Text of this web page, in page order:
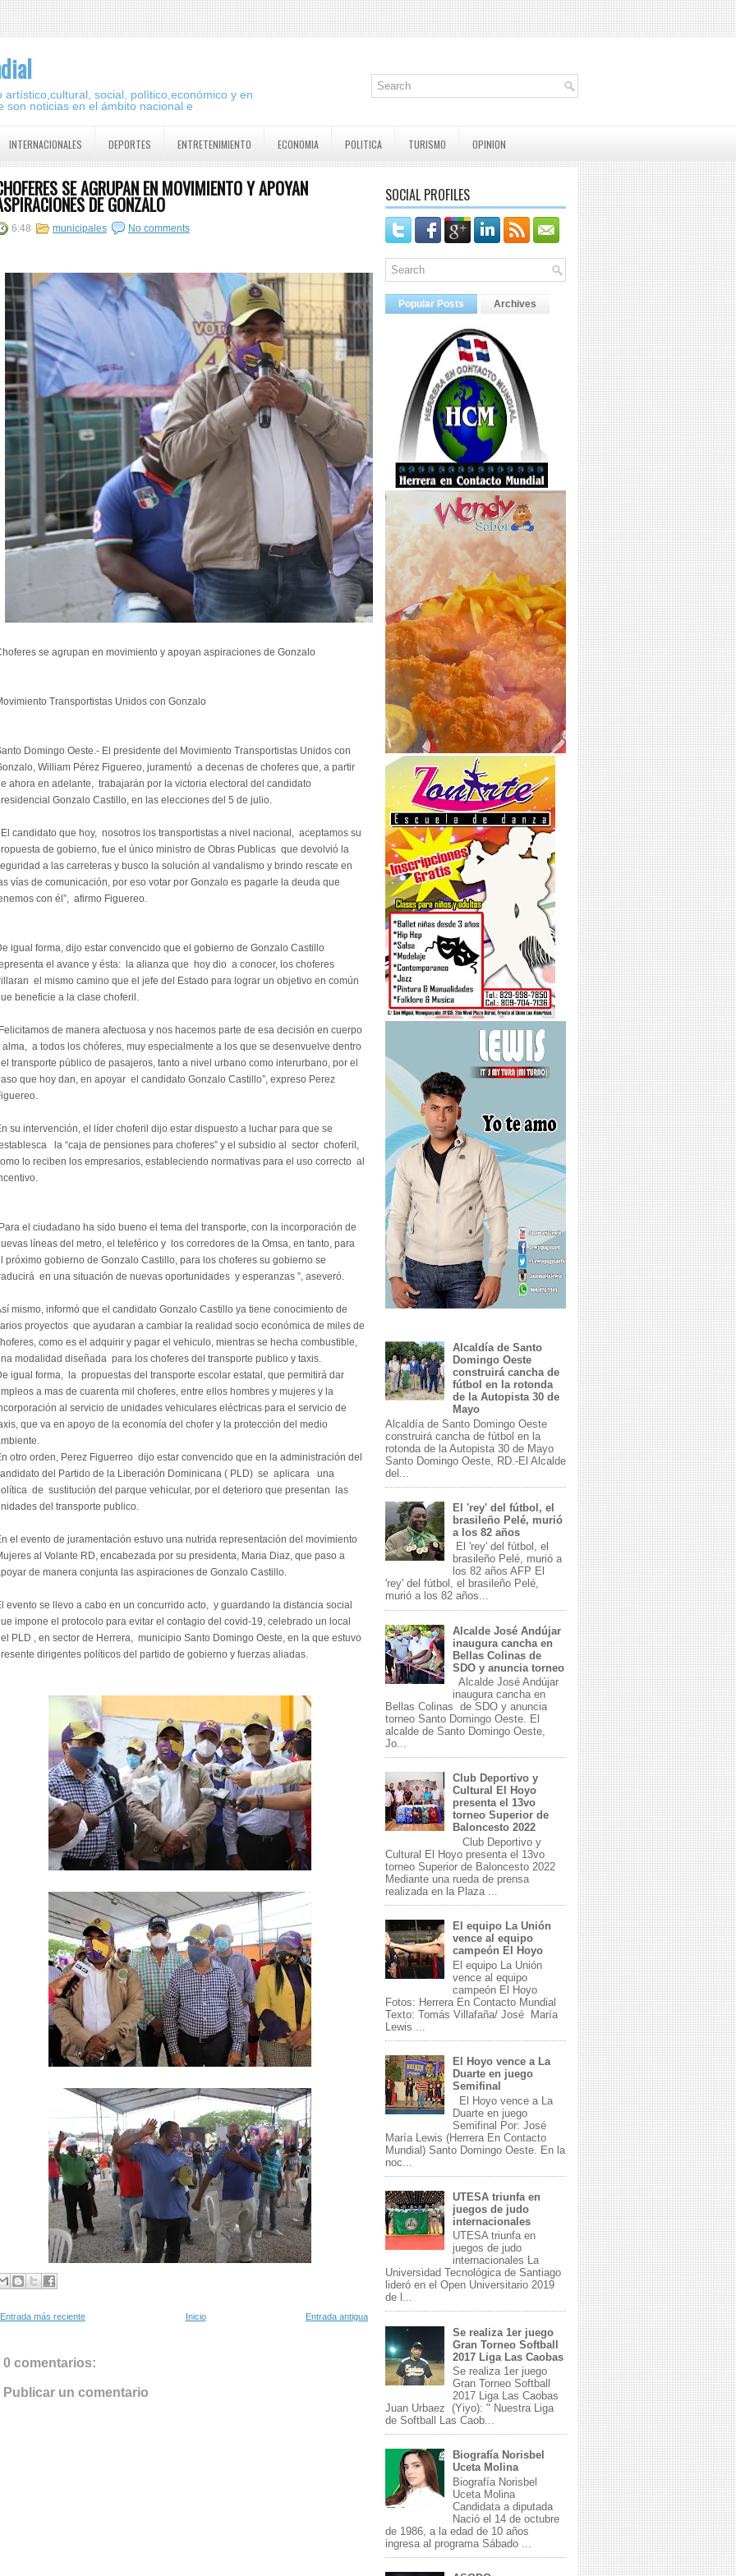
social, político,económico y en
son noticias en el ámbito nacional e
INTERNACIONALES DEPORTES ENTRETENIMIENTO ECONOMIA POLITICA TURISMO OPINION
SE AGRUPAN EN MOVIMIENTO Y APOYAN
DE GONZALO
6:48 municipales No comments
se agrupan en movimiento y apoyan aspiraciones de Gonzalo
Transportistas Unidos con Gonzalo
Domingo Oeste.- El presidente del Movimiento Transportistas Unidos con
William Pérez Figuereo, juramentó a decenas de choferes que, a partir
ahora en adelante, trabajarán por la victoria electoral del candidato
Gonzalo Castillo, en las elecciones del 5 de julio.
El candidato que hoy, nosotros los transportistas a nivel nacional, aceptamos su
de gobierno, fue el único ministro de Obras Publicas que devolvió la
a las carreteras y busco la solución al vandalismo y brindo rescate en
vías de comunicación, por eso votar por Gonzalo es pagarle la deuda que
con él”, afirmo Figuereo.
igual forma, dijo estar convencido que el gobierno de Gonzalo Castillo
el avance y ésta: la alianza que hoy dio a conocer, los choferes
el mismo camino que el jefe del Estado para lograr un objetivo en común
beneficie a la clase choferil.
de manera afectuosa y nos hacemos parte de esa decisión en cuerpo
alma, a todos los chóferes, muy especialmente a los que se desenvuelve dentro
transporte público de pasajeros, tanto a nivel urbano como interurbano, por el
que hoy dan, en apoyar el candidato Gonzalo Castillo”, expreso Perez
su intervención, el líder choferil dijo estar dispuesto a luchar para que se
la “caja de pensiones para choferes” y el subsidio al sector choferil,
lo reciben los empresarios, estableciendo normativas para el uso correcto al
el ciudadano ha sido bueno el tema del transporte, con la incorporación de
líneas del metro, el teleférico y los corredores de la Omsa, en tanto, para
próximo gobierno de Gonzalo Castillo, para los choferes su gobierno se
en una situación de nuevas oportunidades y esperanzas ”, aseveró.
mismo, informó que el candidato Gonzalo Castillo ya tiene conocimiento de
proyectos que ayudaran a cambiar la realidad socio económica de miles de
como es el adquirir y pagar el vehiculo, mientras se hecha combustible,
modalidad diseñada para los choferes del transporte publico y taxis.
igual forma, la propuestas del transporte escolar estatal, que permitirá dar
a mas de cuarenta mil choferes, entre ellos hombres y mujeres y la
al servicio de unidades vehiculares eléctricas para el servicio de
que va en apoyo de la economía del chofer y la protección del medio
otro orden, Perez Figuerreo dijo estar convencido que en la administración del
del Partido de la Liberación Dominicana ( PLD) se aplicara una
de sustitución del parque vehicular, por el deterioro que presentan las
del transporte publico.
el evento de juramentación estuvo una nutrida representación del movimiento
al Volante RD, encabezada por su presidenta, Maria Diaz, que paso a
de manera conjunta las aspiraciones de Gonzalo Castillo.
evento se llevo a cabo en un concurrido acto, y guardando la distancia social
impone el protocolo para evitar el contagio del covid-19, celebrado un local
PLD , en sector de Herrera, municipio Santo Domingo Oeste, en la que estuvo
dirigentes políticos del partido de gobierno y fuerzas aliadas.
Entrada más reciente Entrada antigua
Inicio
0 comentarios:
Publicar un comentario
SOCIAL PROFILES
Popular Posts Archives
Alcaldía de Santo
Domingo Oeste
construirá cancha de
fútbol en la rotonda
de la Autopista 30 de
Mayo
Alcaldía de Santo Domingo Oeste
construirá cancha de fútbol en la
rotonda de la Autopista 30 de Mayo
Santo Domingo Oeste, RD.-El Alcalde
del...
El 'rey' del fútbol, el
brasileño Pelé, murió
a los 82 años
El 'rey' del fútbol, el
brasileño Pelé, murió a
los 82 años AFP El
'rey' del fútbol, el brasileño Pelé,
murió a los 82 años...
Alcalde José Andújar
inaugura cancha en
Bellas Colinas de
SDO y anuncia torneo
Alcalde José Andújar
inaugura cancha en
Bellas Colinas de SDO y anuncia
torneo Santo Domingo Oeste. El
alcalde de Santo Domingo Oeste,
Jo...
Club Deportivo y
Cultural El Hoyo
presenta el 13vo
torneo Superior de
Baloncesto 2022
Club Deportivo y
Cultural El Hoyo presenta el 13vo
torneo Superior de Baloncesto 2022
Mediante una rueda de prensa
realizada en la Plaza ...
El equipo La Unión
vence al equipo
campeón El Hoyo
El equipo La Unión
vence al equipo
campeón El Hoyo
Fotos: Herrera En Contacto Mundial
Texto: Tomás Villafaña/ José María
Lewis ...
El Hoyo vence a La
Duarte en juego
Semifinal
El Hoyo vence a La
Duarte en juego
Semifinal Por: José
María Lewis (Herrera En Contacto
Mundial) Santo Domingo Oeste. En la
noc...
UTESA triunfa en
juegos de judo
internacionales
UTESA triunfa en
juegos de judo
internacionales La
Universidad Tecnológica de Santiago
lideró en el Open Universitario 2019
de l...
Se realiza 1er juego
Gran Torneo Softball
2017 Liga Las Caobas
Se realiza 1er juego
Gran Torneo Softball
2017 Liga Las Caobas
Juan Urbaez (Yiyo): " Nuestra Liga
de Softball Las Caob...
Biografía Norisbel
Uceta Molina
Biografía Norisbel
Uceta Molina
Candidata a diputada
Nació el 14 de octubre
de 1986, a la edad de 10 años
ingresa al programa Sábado ...